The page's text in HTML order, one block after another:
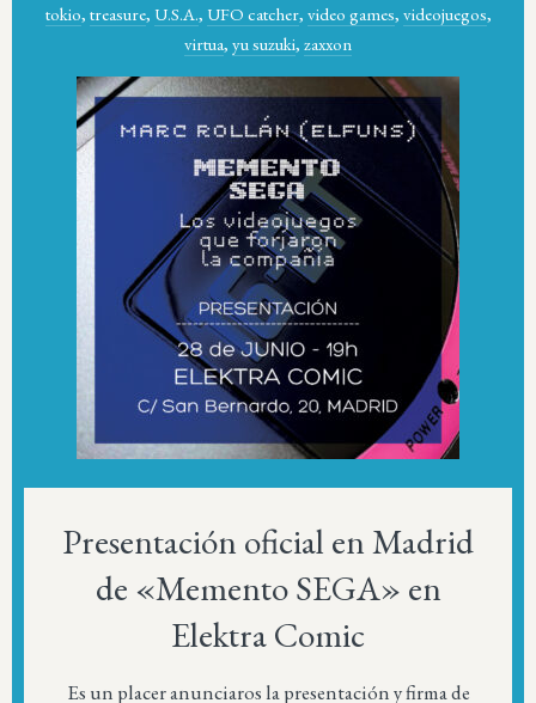
tokio, treasure, U.S.A., UFO catcher, video games, videojuegos,
virtua, yu suzuki, zaxxon
Presentación oficial en Madrid
de «Memento SEGA» en
Elektra Comic
Es un placer anunciaros la presentación y firma de